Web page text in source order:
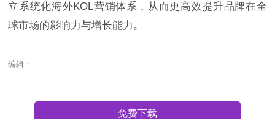
立系统化海外KOL营销体系，从而更高效提升品牌在全
球市场的影响力与增长能力。
编辑：
免费下载